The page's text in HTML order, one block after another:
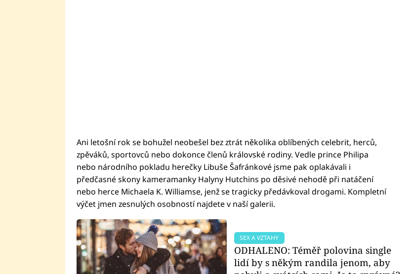
Ani letošní rok se bohužel neobešel bez ztrát několika oblíbených celebrit, herců,
zpěváků, sportovců nebo dokonce členů královské rodiny. Vedle prince Philipa
nebo národního pokladu herečky Libuše Šafránkové jsme pak oplakávali i
předčasné skony kameramanky Halyny Hutchins po děsivé nehodě při natáčení
nebo herce Michaela K. Williamse, jenž se tragicky předávkoval drogami. Kompletní
výčet jmen zesnulých osobností najdete v naší galerii.
SEX A VZTAHY
ODHALENO: Téměř polovina single
lidí by s někým randila jenom, aby